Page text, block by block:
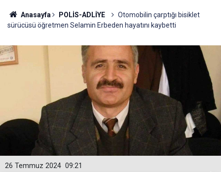
Anasayfa POLİS-ADLİYE
Otomobilin çarptığı bisiklet
sürücüsü öğretmen Selamin Erbeden hayatını kaybetti
09:21
26 Temmuz 2024